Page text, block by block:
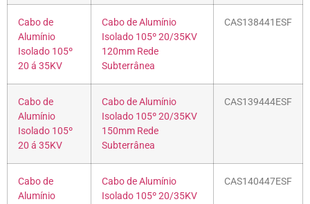
Cabo de
Alumínio
Isolado 105º
20 á 35KV
Cabo de Alumínio
Isolado 105º 20/35KV
120mm Rede
Subterrânea
CAS138441ESF
Cabo de
Alumínio
Isolado 105º
20 á 35KV
Cabo de Alumínio
Isolado 105º 20/35KV
150mm Rede
Subterrânea
CAS139444ESF
Cabo de
Alumínio
Cabo de Alumínio
Isolado 105º 20/35KV
CAS140447ESF